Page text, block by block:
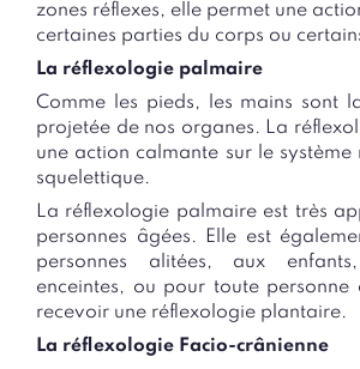
zones réflexes, elle permet une
certaines parties du corps ou
La réflexologie palmaire
Comme les pieds, les mains sont
projetée de nos organes. La
une action calmante sur le système
squelettique.
La réflexologie palmaire est très
personnes âgées. Elle est
personnes alitées, aux
enceintes, ou pour toute personne
recevoir une réflexologie plantaire.
La réflexologie Facio-crânienne